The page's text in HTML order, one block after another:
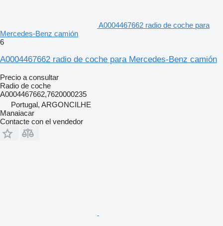
A0004467662 radio de coche para
Mercedes-Benz camión
6
A0004467662 radio de coche para Mercedes-Benz camión
Precio a consultar
Radio de coche
A0004467662,7620000235
Portugal, ARGONCILHE
Manaiacar
Contacte con el vendedor